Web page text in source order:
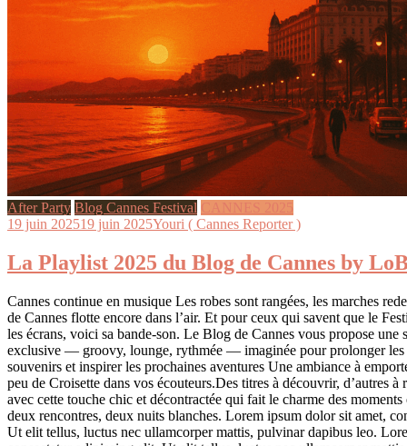
After Party Blog Cannes Festival CANNES 2025
19 juin 202519 juin 2025Youri ( Cannes Reporter )
La Playlist 2025 du Blog de Cannes by
Cannes continue en musique Les robes sont rangées, les marches
de Cannes flotte encore dans l’air. Et pour ceux qui savent que le
les écrans, voici sa bande-son. Le Blog de Cannes vous propose une
exclusive — groovy, lounge, rythmée — imaginée pour prolonger les
souvenirs et inspirer les prochaines aventures Une ambiance à
peu de Croisette dans vos écouteurs.Des titres à découvrir, d’autres
avec cette touche chic et décontractée qui fait le charme des
deux rencontres, deux nuits blanches. Lorem ipsum dolor sit amet,
Ut elit tellus, luctus nec ullamcorper mattis, pulvinar dapibus leo.